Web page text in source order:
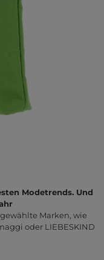
Modetrends. Und
Marken, wie
oder LIEBESKIND